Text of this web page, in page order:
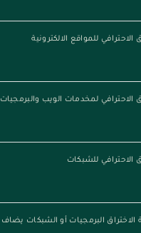
الاحترافي للمواقع الالكترونية
الاحترافي لمخدمات الويب والبرمجيات
الاحترافي للشبكات